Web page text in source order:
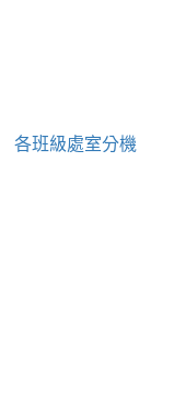
各班級處室分機